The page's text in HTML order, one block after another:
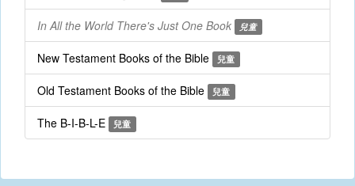
In All the World There's Just One Book 兒童
New Testament Books of the Bible 兒童
Old Testament Books of the Bible 兒童
The B-I-B-L-E 兒童